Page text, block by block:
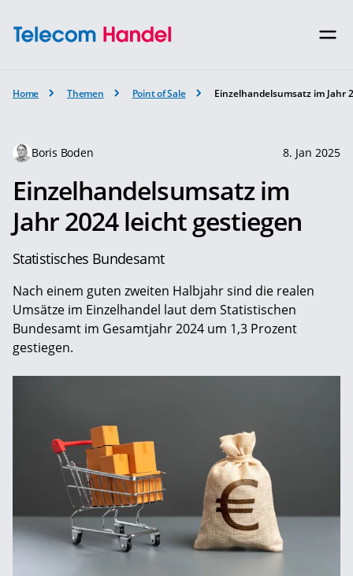
Home Themen Point of Sale Einzelhandelsumsatz im Jahr
Boris Boden 8. Jan 2025
Einzelhandelsumsatz im
Jahr 2024 leicht gestiegen
Statistisches Bundesamt
Nach einem guten zweiten Halbjahr sind die realen
Umsätze im Einzelhandel laut dem Statistischen
Bundesamt im Gesamtjahr 2024 um 1,3 Prozent
gestiegen.